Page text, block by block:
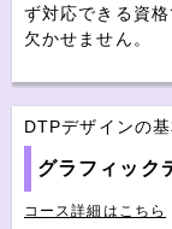
ず対応できる資
欠かせません。
DTPデザインの
グラフィック
コース詳細はこちら